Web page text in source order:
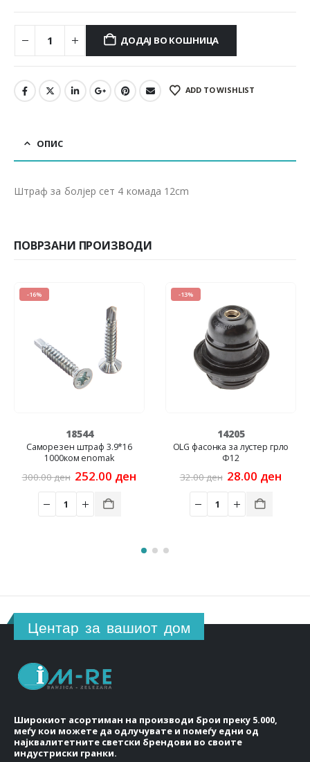
ДОДАЈ ВО КОШНИЦА
ADD TO WISHLIST
ОПИС
Штраф за болјер сет 4 комада 12cm
ПОВРЗАНИ ПРОИЗВОДИ
-16%
18544
Cаморезен штраф 3.9*16
1000ком enomak
300.00ден Original
was:
300.00 ден.
252.00денCurrent
-13%
14205
OLG фасонка за лустер грло
Ф12
32.00ден Original
was:
32.00 ден.
28.00ден
Центар за вашиот дом
Широкиот асортиман на производи брои преку 5.000,
меѓу кои можете да одлучувате и помеѓу едни од
најквалитетните светски брендови во своите
индустриски гранки.